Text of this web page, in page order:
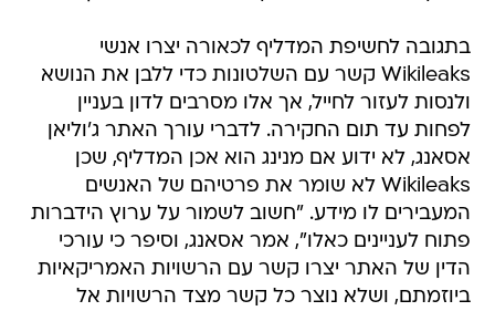
בתגובה לחשיפת המדליף לכאורה יצרו אנשי
Wikileaks קשר עם השלטונות כדי ללבן את הנושא
ולנסות לעזור לחייל, אך אלו מסרבים לדון בעניין
לפחות עד תום החקירה. לדברי עורך האתר ג'וליאן
אסאנג, לא ידוע אם מנינג הוא אכן המדליף, שכן
Wikileaks לא שומר את פרטיהם של האנשים
המעבירים לו מידע. "חשוב לשמור על ערוץ הידברות
פתוח לעניינים כאלו", אמר אסאנג, וסיפר כי עורכי
הדין של האתר יצרו קשר עם הרשויות האמריקאיות
ביוזמתם, ושלא נוצר כל קשר מצד הרשויות אל